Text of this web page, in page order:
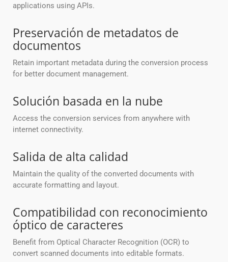
applications using APIs.
Preservación de metadatos de
documentos
Retain important metadata during the conversion process
for better document management.
Solución basada en la nube
Access the conversion services from anywhere with
internet connectivity.
Salida de alta calidad
Maintain the quality of the converted documents with
accurate formatting and layout.
Compatibilidad con reconocimiento
óptico de caracteres
Benefit from Optical Character Recognition (OCR) to
convert scanned documents into editable formats.